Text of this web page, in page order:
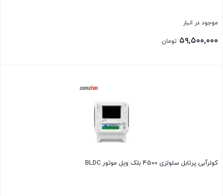
موجود در انبار
۵۹,۵۰۰,۰۰۰ تومان
کولرآبی پرتابل سلولزی 4500 بلک ویل موتور BLDC